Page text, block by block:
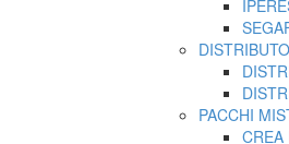
PACCHI
CREA